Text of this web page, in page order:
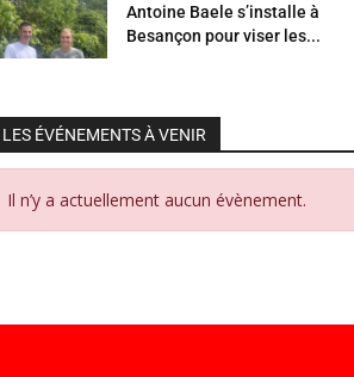
Antoine Baele s’installe à
Besançon pour viser les...
LES ÉVÉNEMENTS À VENIR
Il n’y a actuellement aucun évènement.